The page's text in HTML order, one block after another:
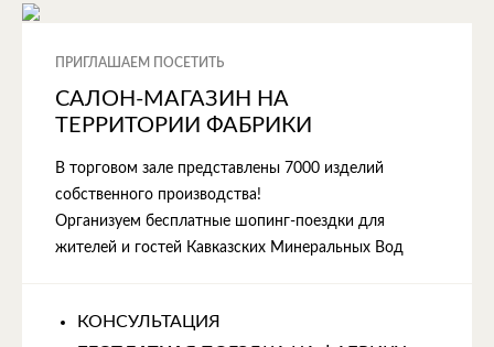
ПРИГЛАШАЕМ ПОСЕТИТЬ
САЛОН-МАГАЗИН НА
ТЕРРИТОРИИ ФАБРИКИ
В торговом зале представлены 7000 изделий
собственного производства!
Организуем бесплатные шопинг-поездки для
жителей и гостей Кавказских Минеральных Вод
КОНСУЛЬТАЦИЯ